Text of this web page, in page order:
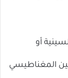
أو
المغناطيسي